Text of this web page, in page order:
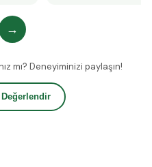
→
mı? Deneyiminizi paylaşın!
Değerlendir